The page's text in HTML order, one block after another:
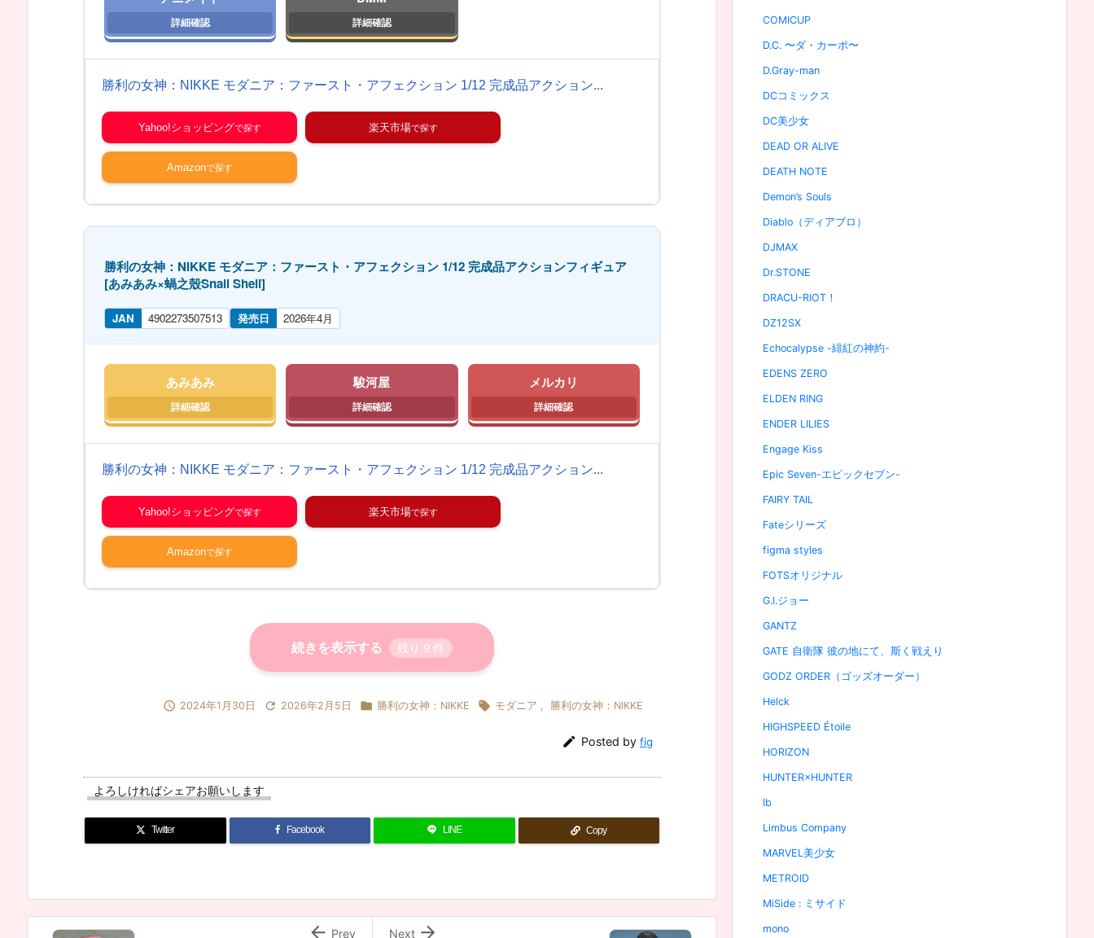
勝利の女神：NIKKE モダニア：ファースト・アフェクション 1/12 完成品アクション...
Yahoo!ショッピング 楽天市場
Amazon
勝利の女神：NIKKE モダニア：ファースト・アフェクション 1/12 完成品アクションフィギュア
[あみあみ×蝸之殼Snail Shell]
JAN 4902273507513 発売日 2026年4月
あみあみ 駿河屋 メルカリ
勝利の女神：NIKKE モダニア：ファースト・アフェクション 1/12 完成品アクション...
Yahoo!ショッピング 楽天市場
Amazon
続きを表示する 残り 9 件
 2024年1月30日  2026年2月5日  勝利の女神：NIKKE  モダニア , 勝利の女神：NIKKE
 Posted by fig
よろしければシェアお願いします
Twitter Facebook LINE Copy

Next
 Prev
COMICUP
D.C. 〜ダ・カーポ〜
D.Gray-man
DCコミックス
DC美少女
DEAD OR ALIVE
DEATH NOTE
Demon’s Souls
Diablo（ディアブロ）
DJMAX
Dr.STONE
DRACU-RIOT！
DZ12SX
Echocalypse -緋紅の神約-
EDENS ZERO
ELDEN RING
ENDER LILIES
Engage Kiss
Epic Seven-エピックセブン-
FAIRY TAIL
Fateシリーズ
figma styles
FOTSオリジナル
G.I.ジョー
GANTZ
GATE 自衛隊 彼の地にて、斯く戦えり
GODZ ORDER（ゴッズオーダー）
Helck
HIGHSPEED Étoile
HORIZON
HUNTER×HUNTER
Ib
Limbus Company
MARVEL美少女
METROID
MiSide : ミサイド
mono